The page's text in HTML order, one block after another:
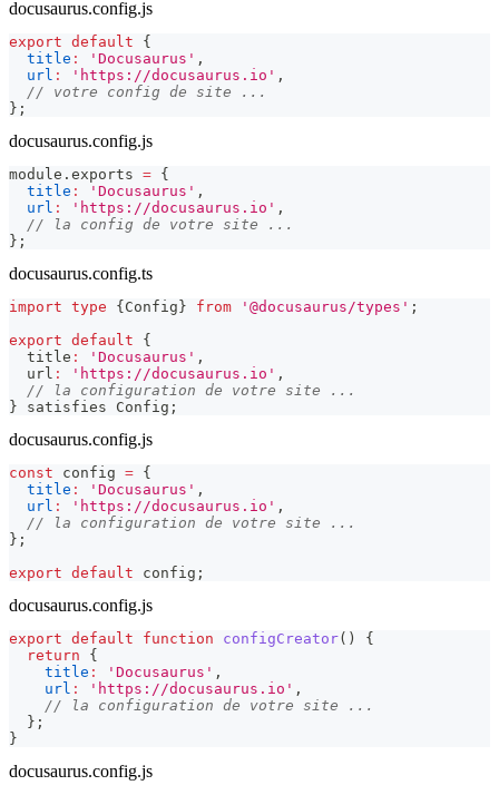
docusaurus.config.js
export default
{
title : 'Docusaurus' ,
url : 'https://docusaurus.io' ,
// votre config de site ...
} ;
docusaurus.config.js
module . exports = {
title : 'Docusaurus' ,
url : 'https://docusaurus.io' ,
// la config de votre site ...
} ;
docusaurus.config.ts
import type { Config } from '@docusaurus/types' ;
export default
{
  title
: 'Docusaurus' ,
  url
: 'https://docusaurus.io' ,
// la configuration de votre site ...
} satisfies Config ;
docusaurus.config.js
const config = {
title : 'Docusaurus' ,
url : 'https://docusaurus.io' ,
// la configuration de votre site ...
} ;
export default config ;
docusaurus.config.js
export default function configCreator( )
{
return
{
title : 'Docusaurus' ,
url : 'https://docusaurus.io' ,
// la configuration de votre site ...
} ;
}
docusaurus.config.js